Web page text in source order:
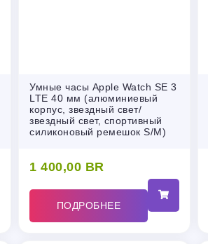
Умные часы Apple Watch SE 3
LTE 40 мм (алюминиевый
корпус, звездный свет/
звездный свет, спортивный
силиконовый ремешок S/M)
1 400,00 BR
ПОДРОБНЕЕ